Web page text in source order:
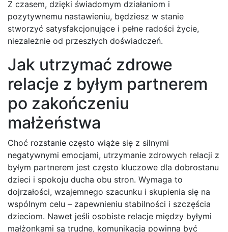
Z czasem, dzięki świadomym działaniom i
pozytywnemu nastawieniu, będziesz w stanie
stworzyć satysfakcjonujące i pełne radości życie,
niezależnie od przeszłych doświadczeń.
Jak utrzymać zdrowe
relacje z byłym partnerem
po zakończeniu
małżeństwa
Choć rozstanie często wiąże się z silnymi
negatywnymi emocjami, utrzymanie zdrowych relacji z
byłym partnerem jest często kluczowe dla dobrostanu
dzieci i spokoju ducha obu stron. Wymaga to
dojrzałości, wzajemnego szacunku i skupienia się na
wspólnym celu – zapewnieniu stabilności i szczęścia
dzieciom. Nawet jeśli osobiste relacje między byłymi
małżonkami są trudne, komunikacja powinna być